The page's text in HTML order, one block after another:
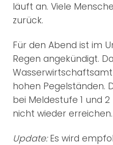
läuft an. Viele
zurück.
Für den Abend ist im
Regen angekündigt.
hohen Pegelständen.
bei Meldestufe 1 und
nicht wieder erreichen.
Update:Es wird